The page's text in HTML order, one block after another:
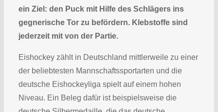
ein Ziel: den Puck mit Hilfe des Schlägers ins
gegnerische Tor zu befördern. Klebstoffe sind
jederzeit mit von der Partie.
Eishockey zählt in Deutschland mittlerweile zu einer
der beliebtesten Mannschaftssportarten und die
deutsche Eishockeyliga spielt auf einem hohen
Niveau. Ein Beleg dafür ist beispielsweise die